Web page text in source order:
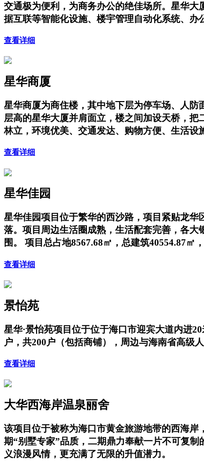
交通极为便利，为商务办公的绝佳场所。星华
据互联等智能化设施、楼宇管理自动化系统、
查看详细
星华商厦
星华商厦为商住楼，其中地下层为停车场、人防
层高的星华大厦并肩面立，楼之间加设天桥，
林立，环境优美、交通发达、购物方便、生活
查看详细
星华佳园
星华佳园项目位于繁华的西沙路，项目紧贴龙
落。项目周边生活圈成熟，生活配套完善，各
围。 项目总占地8567.68㎡，总建筑40554.87㎡
查看详细
景怡苑
星华·景怡苑项目位于位于海口市迎宾大道内进
户，共200户（包括商铺），周边与海南省高级
查看详细
大华西海岸温泉丽舍
该项目位于被称为海口市黄金旅游地带的西海
期“别墅专家”品质，二期鼎力奉献一片不可复
义浪漫风情，更充满了无限的升值潜力。